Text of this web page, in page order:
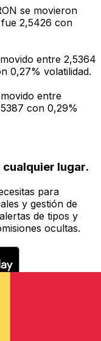
se movieron
2,5426 con
entre 2,5364
0,27% volatilidad.
entre
con 0,29%
cualquier lugar.
para
y gestión de
de tipos y
ocultas.